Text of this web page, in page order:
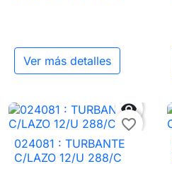
Ver más detalles

favorite_border
024081 : TURBANTE
C/LAZO 12/U 288/C